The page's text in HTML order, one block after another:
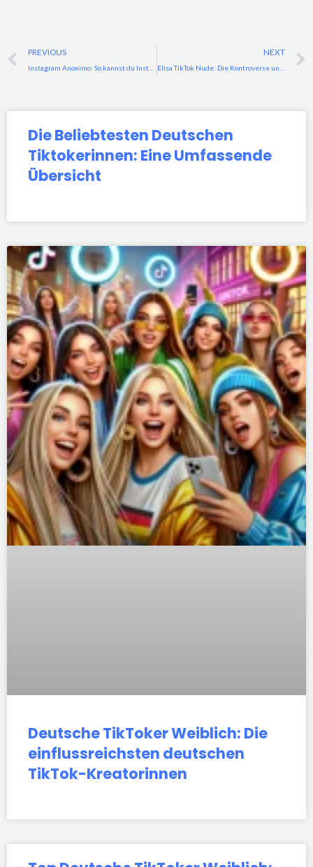
Prev
PREVIOUS NEXT
Die Beliebtesten Deutschen
Tiktokerinnen: Eine Umfassende
Übersicht
Deutsche TikToker Weiblich: Die
einflussreichsten deutschen
TikTok-Kreatorinnen